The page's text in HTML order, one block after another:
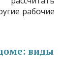
рабочие
виды